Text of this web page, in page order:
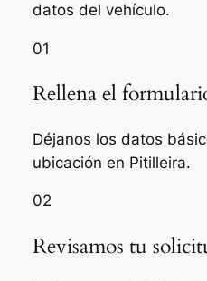
datos del vehículo.
01
Rellena el
Déjanos los datos
ubicación en Pitilleira.
02
Revisamos tu